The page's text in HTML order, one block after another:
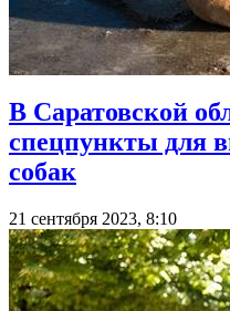
В Саратовской
спецпункты для
собак
21 сентября 2023, 8:10